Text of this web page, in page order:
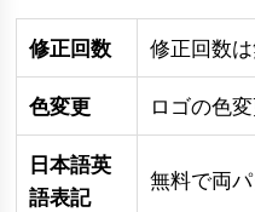
修正回数 修正回数
色変更 ロゴの色
日本語英
語表記
無料で両